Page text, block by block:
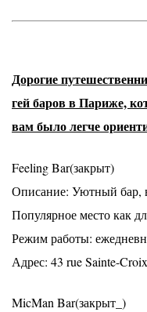
Дорогие
гей баров в Париже,
вам было легче
Feeling Bar(закрыт)
Описание: Уютный бар,
Популярное место как
Режим работы:
Адрес: 43 rue Sainte-
MicMan Bar(закрыт_)